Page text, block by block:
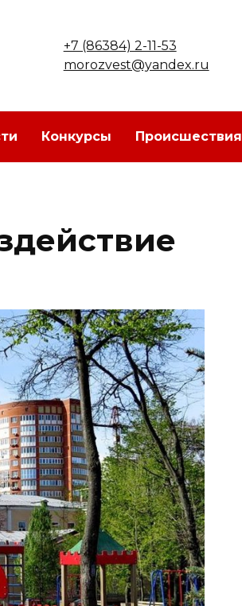
+7 (86384) 2-11-53
morozvest@yandex.ru
Конкурсы Происшествия